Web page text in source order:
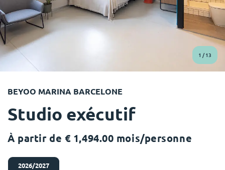
Compte Langue
Chinese
Español
Sélectionnez une ville
Choisissez une résidence
Se connecter
Italian French
1 /13
BEYOO MARINA BARCELONE
Studio exécutif
À partir de € 1,494.00 mois/personne
2026/2027